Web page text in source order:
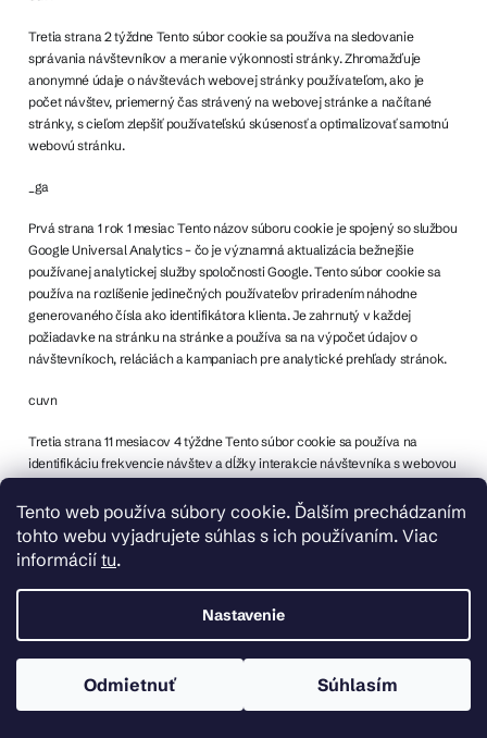
Tento web používa súbory cookie. Ďalším prechádzaním
tohto webu vyjadrujete súhlas s ich používaním. Viac
informácií tu.
Nastavenie
Odmietnuť Súhlasím
Tretia strana 2 týždne Tento súbor cookie sa používa na sledovanie
správania návštevníkov a meranie výkonnosti stránky. Zhromažďuje
anonymné údaje o návštevách webovej stránky používateľom, ako je
počet návštev, priemerný čas strávený na webovej stránke a načítané
stránky, s cieľom zlepšiť používateľskú skúsenosť a optimalizovať samotnú
webovú stránku.
_ga
Prvá strana 1 rok 1 mesiac Tento názov súboru cookie je spojený so službou
Google Universal Analytics – čo je významná aktualizácia bežnejšie
používanej analytickej služby spoločnosti Google. Tento súbor cookie sa
používa na rozlíšenie jedinečných používateľov priradením náhodne
generovaného čísla ako identifikátora klienta. Je zahrnutý v každej
požiadavke na stránku na stránke a používa sa na výpočet údajov o
návštevníkoch, reláciách a kampaniach pre analytické prehľady stránok.
cuvn
Tretia strana 11 mesiacov 4 týždne Tento súbor cookie sa používa na
identifikáciu frekvencie návštev a dĺžky interakcie návštevníka s webovou
lepšiu používateľskú skúsenosť.
_ga_NMEQ6F57RP
Prvá strana 1 rok 1 mesiac Tento súbor cookie používa služba Google
Analytics na uchovanie stavu relácie.
Tretia strana 1 týždeň Tento súbor cookie sa používa na sledovanie
správania používateľov a interakcie s webovou stránkou s cieľom zlepšiť